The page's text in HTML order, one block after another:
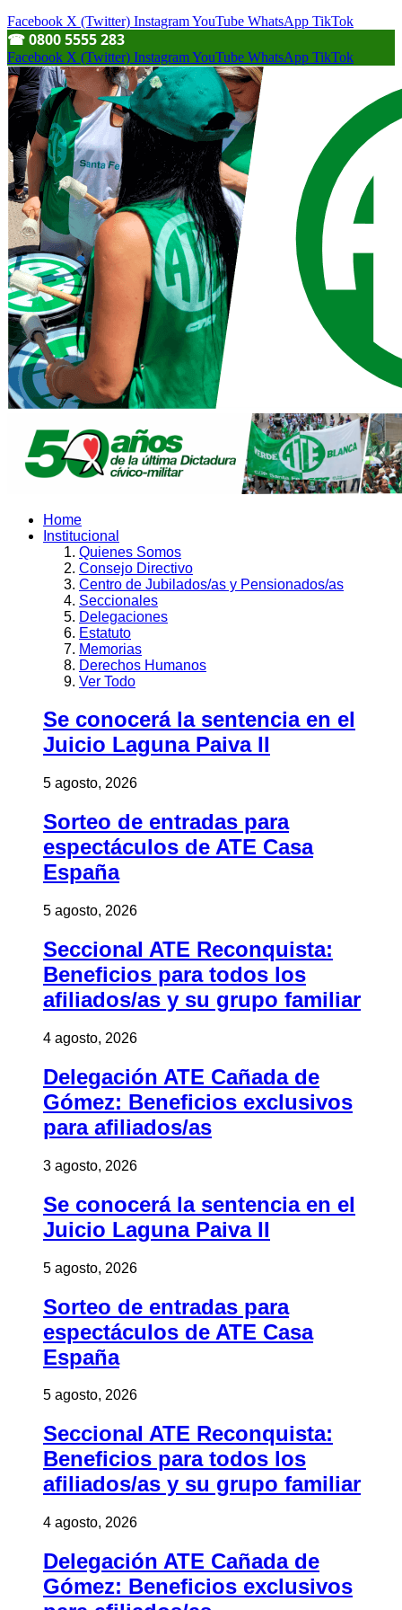
Facebook X (Twitter) InstagramYouTube WhatsApp TikTok
☎︎ 0800 5555 283
Facebook X (Twitter) InstagramYouTube WhatsApp TikTok
Home
Institucional
Quienes Somos
Consejo Directivo
Centro de Jubilados/as y Pensionados/as
Seccionales
Delegaciones
Estatuto
Memorias
Derechos Humanos
Ver Todo
Se conocerá la sentencia en el
Juicio Laguna Paiva II
5 agosto, 2026
Sorteo de entradas para
espectáculos de ATE Casa
España
5 agosto, 2026
Seccional ATE Reconquista:
Beneficios para todos los
afiliados/as y su grupo familiar
4 agosto, 2026
Delegación ATE Cañada de
Gómez: Beneficios exclusivos
para afiliados/as
3 agosto, 2026
Se conocerá la sentencia en el
Juicio Laguna Paiva II
5 agosto, 2026
Sorteo de entradas para
espectáculos de ATE Casa
España
5 agosto, 2026
Seccional ATE Reconquista:
Beneficios para todos los
afiliados/as y su grupo familiar
4 agosto, 2026
Delegación ATE Cañada de
Gómez: Beneficios exclusivos